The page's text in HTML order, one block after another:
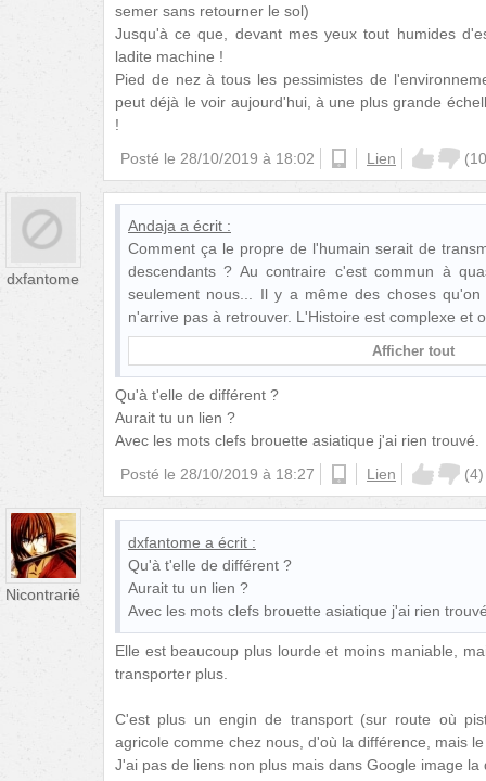
semer sans retourner le sol)
Jusqu'à ce que, devant mes yeux tout humides
ladite machine !
Pied de nez à tous les pessimistes de
peut déjà le voir aujourd'hui, à une plus grande
!
Posté le 28/10/2019 à 18:02 androidLien (10
dxfantome
Andaja a écrit :
Comment ça le propre de l'humain serait de
descendants ? Au contraire c'est commun à
seulement nous... Il y a même des choses
n'arrive pas à retrouver. L'Histoire est complexe et
Afficher tout
Qu'à t'elle de différent ?
Aurait tu un lien ?
Avec les mots clefs brouette asiatique j'ai rien trouvé.
Posté le 28/10/2019 à 18:27 androidLien (4)
Nicontrarié
dxfantome a écrit :
Qu'à t'elle de différent ?
Aurait tu un lien ?
Avec les mots clefs brouette asiatique j'ai rien
Elle est beaucoup plus lourde et moins maniable,
transporter plus.
C'est plus un engin de transport (sur route où
agricole comme chez nous, d'où la différence, mais
J'ai pas de liens non plus mais dans Google image